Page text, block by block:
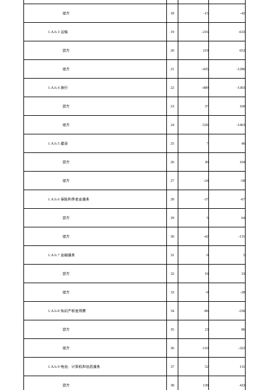
借方 18 -15 -42
1.A.b.3 运输 19 -216 -633
贷方 20 219 653
借方 21 -435 -1286
1.A.b.4 旅行 22 -489 -1303
贷方 23 37 100
借方 24 -526 -1403
1.A.b.5 建设 25 7 46
贷方 26 30 104
借方 27 -24 -58
1.A.b.6 保险和养老金服务 28 -37 -67
贷方 29 5 64
借方 30 -42 -131
1.A.b.7 金融服务 31 0 5
贷方 32 10 33
借方 33 -9 -28
1.A.b.8 知识产权使用费 34 -86 -236
贷方 35 23 86
借方 36 -110 -322
1.A.b.9 电信、计算机和信息服务 37 52 131
贷方 38 139 433